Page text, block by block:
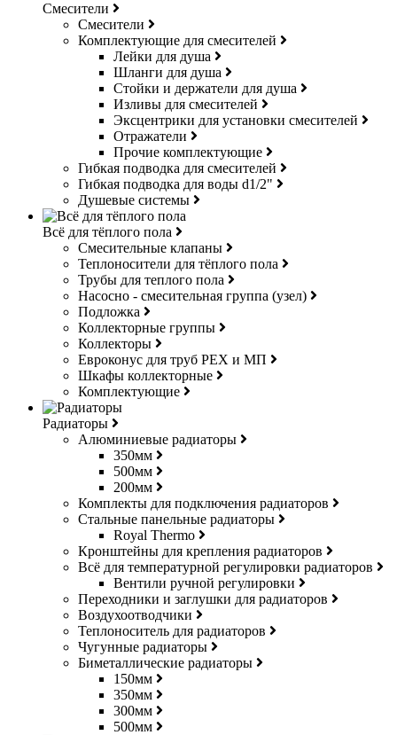
Смесители
Смесители
Комплектующие для смесителей
Лейки для душа
Шланги для душа
Стойки и держатели для душа
Изливы для смесителей
Эксцентрики для установки смесителей
Отражатели
Прочие комплектующие
Гибкая подводка для смесителей
Гибкая подводка для воды d1/2"
Душевые системы
Всё для тёплого пола
Смесительные клапаны
Теплоносители для тёплого пола
Трубы для теплого пола
Насосно - смесительная группа (узел)
Подложка
Коллекторные группы
Коллекторы
Евроконус для труб РЕХ и МП
Шкафы коллекторные
Комплектующие
Радиаторы
Алюминиевые радиаторы
350мм
500мм
200мм
Комплекты для подключения радиаторов
Стальные панельные радиаторы
Royal Thermo
Кронштейны для крепления радиаторов
Всё для температурной регулировки радиаторов
Вентили ручной регулировки
Переходники и заглушки для радиаторов
Воздухоотводчики
Теплоноситель для радиаторов
Чугунные радиаторы
Биметаллические радиаторы
150мм
350мм
300мм
500мм